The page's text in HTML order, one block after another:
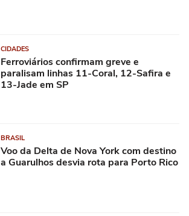
CIDADES
Ferroviários confirmam greve e
paralisam linhas 11-Coral, 12-Safira e
13-Jade em SP
BRASIL
Voo da Delta de Nova York com destino
a Guarulhos desvia rota para Porto Rico